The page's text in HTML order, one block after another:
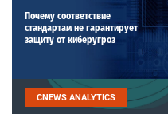
Почему соответствие
стандартам не гарантирует
защиту от киберугроз
CNEWS ANALYTICS